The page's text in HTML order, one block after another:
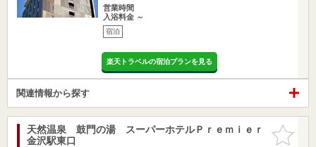
営業時間
入浴料金 ～
宿泊
楽天トラベルの宿泊プランを見る
関連情報から探す
お気に入
りに追加
天然温泉 鼓門の湯 スーパーホテルＰｒｅｍｉｅｒ
金沢駅東口